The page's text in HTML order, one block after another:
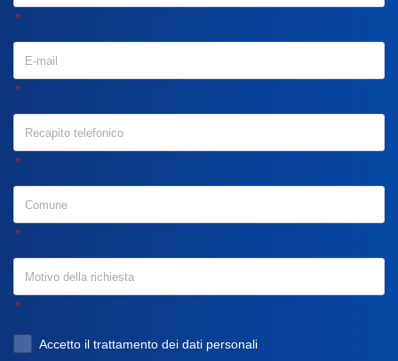
Accetto il trattamento dei dati personali